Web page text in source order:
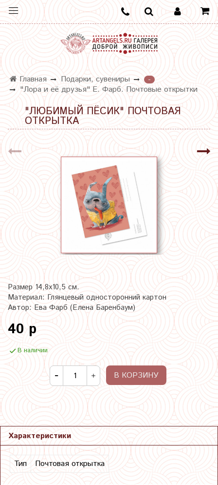
Главная Подарки, сувениры
-
"Лора и её друзья" Е. Фарб. Почтовые открытки
"ЛЮБИМЫЙ ПЁСИК" ПОЧТОВАЯ
ОТКРЫТКА
Размер 14,8х10,5 см.
Материал: Глянцевый односторонний картон
Автор: Ева Фарб (Елена Баренбаум)
40 р
В наличии
В КОРЗИНУ
Характеристики
Тип Почтовая открытка